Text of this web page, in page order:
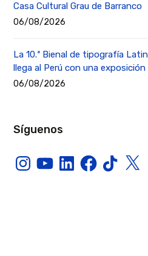
Casa Cultural Grau de Barranco
06/08/2026
La 10.ª Bienal de tipografía
llega al Perú con una
06/08/2026
Síguenos
InstagramYouTubeLinkedInFacebook
TikTokX